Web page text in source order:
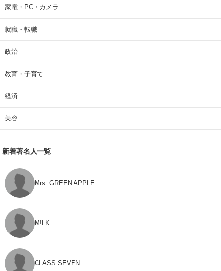
家電・PC・カメラ
就職・転職
政治
教育・子育て
経済
美容
新着著名人一覧
Mrs. GREEN APPLE
M!LK
CLASS SEVEN